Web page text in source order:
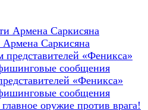
Саркисяна
«Феникса»
сообщения